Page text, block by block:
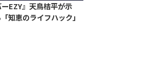
EZY』天鳥桔平が示
知恵のライフハック」